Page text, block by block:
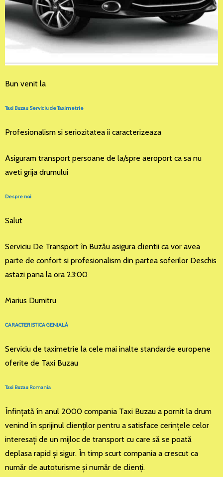
Bun venit la
Taxi Buzau Serviciu de Taximetrie
Profesionalism si seriozitatea ii caracterizeaza
Asiguram transport persoane de la/spre aeroport ca sa nu
aveti grija drumului
Despre noi
Salut
Serviciu De Transport în Buzău asigura clientii ca vor avea
parte de confort si profesionalism din partea soferilor Deschis
astazi pana la ora 23:00
Marius Dumitru
CARACTERISTICA GENIALĂ
Serviciu de taximetrie la cele mai inalte standarde europene
oferite de Taxi Buzau
Taxi Buzau Romania
Înfinţată în anul 2000 compania Taxi Buzau a pornit la drum
venind în sprijinul clienţilor pentru a satisface cerinţele celor
interesaţi de un mijloc de transport cu care să se poată
deplasa rapid şi sigur. În timp scurt compania a crescut ca
număr de autoturisme şi număr de clienţi.